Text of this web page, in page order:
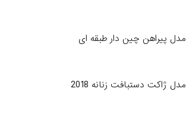
مدل پیراهن چین دار طبقه ای
مدل ژاکت دستبافت زنانه 2018